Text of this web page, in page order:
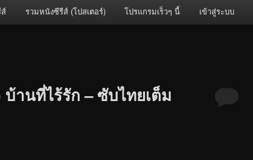
รวมหนังซีรีส์ (โปสเตอร์) โปรแกรมเร็วๆ นี้ เข้าสู่ระบบ
บ้านที่ไร้รัก – ซับไทยเต็ม